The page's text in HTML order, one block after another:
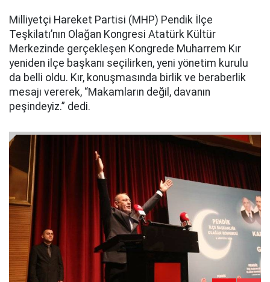
Milliyetçi Hareket Partisi (MHP) Pendik İlçe
Teşkilatı’nın Olağan Kongresi Atatürk Kültür
Merkezinde gerçekleşen Kongrede Muharrem Kır
yeniden ilçe başkanı seçilirken, yeni yönetim kurulu
da belli oldu. Kır, konuşmasında birlik ve beraberlik
mesajı vererek, “Makamların değil, davanın
peşindeyiz.” dedi.